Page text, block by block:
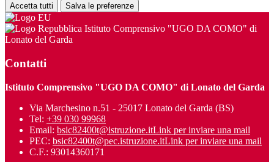
Accetta tutti Salva le preferenze
Istituto Comprensivo "UGO DA COMO" di
Lonato del Garda
Contatti
Istituto Comprensivo "UGO DA COMO" di Lonato del Garda
Via Marchesino n.51 - 25017 Lonato del Garda (BS)
Tel: +39 030 99968
Email: bsic82400t@istruzione.itLink per inviare una mail
PEC: bsic82400t@pec.istruzione.itLink per inviare una mail
C.F.: 93014360171